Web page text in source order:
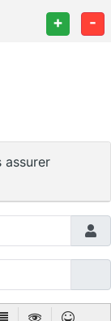
+ -
assurer